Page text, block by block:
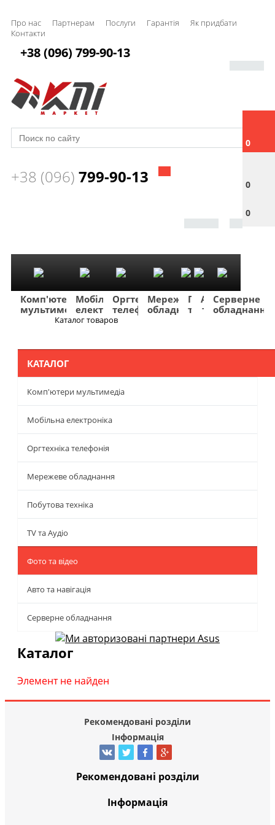
Про нас Партнерам Послуги Гарантія
Як придбати
Контакти
0
0
0
+38 (096) 799-90-13
+38 (096) 799-90-13
Комп'ютери
мультимедіа
Мобільна
електроніка
Оргтехніка
телефонія
Мережеве
обладнання
Побутова
техніка
TV
та
Фото
та
Авто
та
Серверне
обладнання
Каталог товаров
КАТАЛОГ
Комп'ютери мультимедіа
Мобільна електроніка
Оргтехніка телефонія
Мережеве обладнання
Побутова техніка
TV та Аудіо
Фото та відео
Авто та навігація
Серверне обладнання
Каталог
Элемент не найден
Рекомендовані розділи
Інформація
Рекомендовані розділи
Інформація